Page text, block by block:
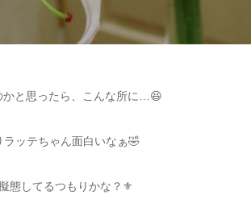
かと思ったら、こんな所に 😆
ラッテちゃん面白いなぁ🤣
態してるつもりかな？ ⚜️